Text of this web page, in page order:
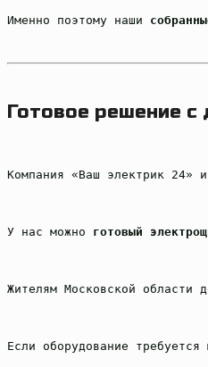
Именно поэтому наши
Готовое решение с
Компания «Ваш электрик 24»
У нас можно готовый
Жителям Московской области
Если оборудование